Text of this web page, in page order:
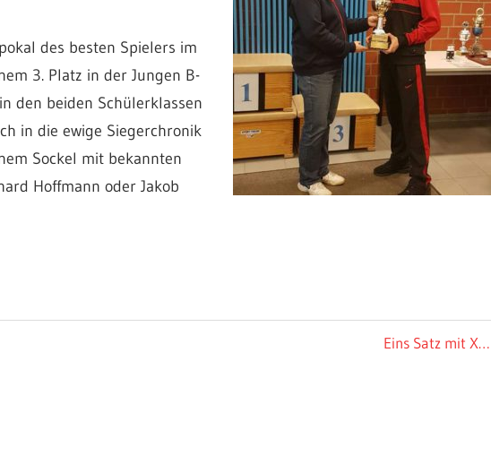
des besten Spielers im
3. Platz in der Jungen B-
den beiden Schülerklassen
in die ewige Siegerchronik
Sockel mit bekannten
Hoffmann oder Jakob
Nächster
Eins Satz mit X…